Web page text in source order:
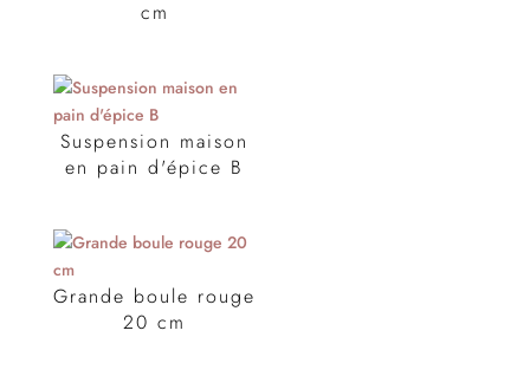
cm
Suspension maison
en pain d'épice B
Grande boule rouge
20 cm